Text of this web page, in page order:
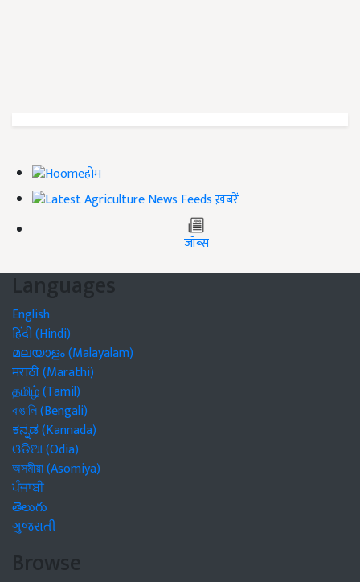
होम
ख़बरें
जॉब्स
Languages
English
हिंदी (Hindi)
മലയാളം (Malayalam)
मराठी (Marathi)
தமிழ் (Tamil)
বাঙালি (Bengali)
ಕನ್ನಡ (Kannada)
ଓଡିଆ (Odia)
অসমীয়া (Asomiya)
ਪੰਜਾਬੀ
తెలుగు
ગુજરાતી
Browse